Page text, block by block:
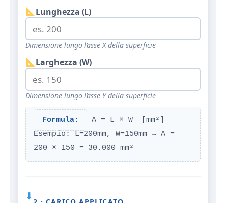
Lunghezza (L)
Dimensione lungo l’asse X della superficie
Larghezza (W)
Dimensione lungo l’asse Y della superficie
Formula:
A = L × W [mm²]
Esempio: L=200mm, W=150mm → A =
200 × 150 = 30.000 mm²
⬇